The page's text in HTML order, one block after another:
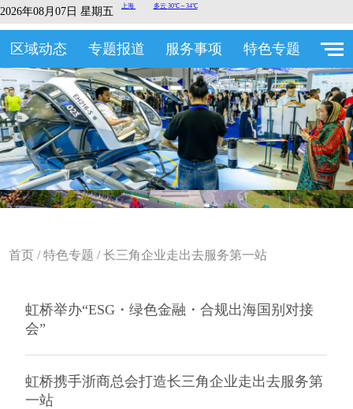
2026年08月07日 星期五
区域动态 专题报道 服务事项 特色专题
首页 /特色专题 /长三角企业走出去服务第一站
虹桥举办“ESG・绿色金融・合规出海国别对接
会”
虹桥携手浙商总会打造长三角企业走出去服务第
一站